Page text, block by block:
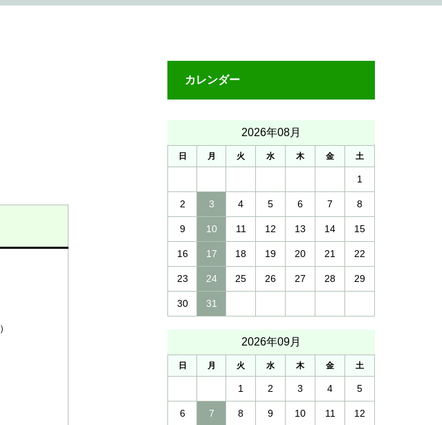
カレンダー
2026年08月
日 月 火 水 木 金 土
1
2 3 4 5 6 7 8
9 10 11 12 13 14 15
16 17 18 19 20 21 22
23 24 25 26 27 28 29
30 31
2026年09月
日 月 火 水 木 金 土
1 2 3 4 5
6 7 8 9 10 11 12